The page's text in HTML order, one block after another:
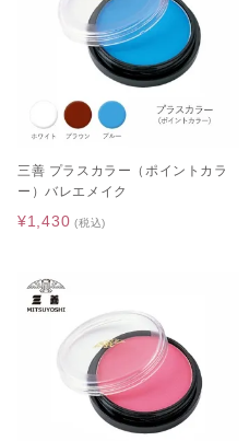
三善 プラスカラー（ポイントカラ
ー）バレエメイク
¥1,430 (税込)